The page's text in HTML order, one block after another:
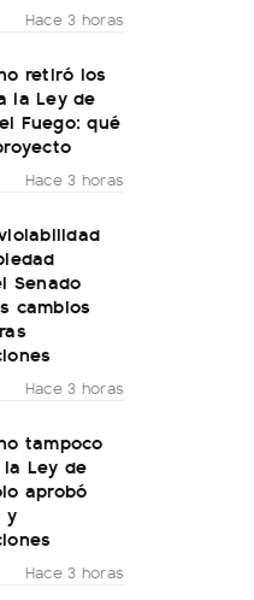
Hace 3 horas
retiró los
la Ley de
Fuego: qué
Hace 3 horas
Senado
cambios
Hace 3 horas
tampoco
Ley de
aprobó
y
Hace 3 horas